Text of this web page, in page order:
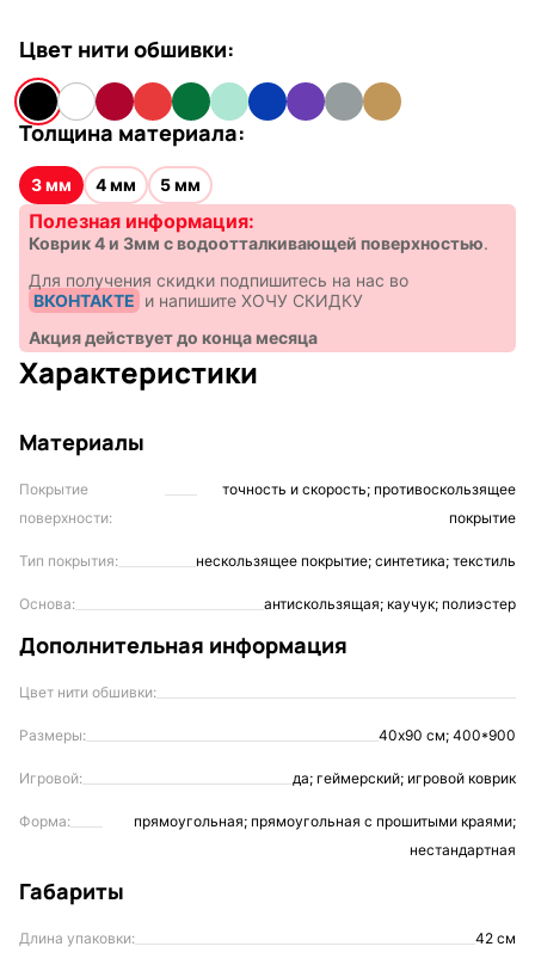
Цвет нити обшивки:
Толщина материала:
3 мм 4 мм 5 мм
Полезная информация:
Коврик 4 и 3мм с водоотталкивающей поверхностью.
Для получения скидки подпишитесь на нас во
ВКОНТАКТЕ и напишите ХОЧУ СКИДКУ
Акция действует до конца месяца
Характеристики
Материалы
Покрытие
поверхности:
точность и скорость; противоскользящее
покрытие
Тип покрытия: нескользящее покрытие; синтетика; текстиль
Основа: антискользящая; каучук; полиэстер
Дополнительная информация
Цвет нити обшивки:
Размеры: 40х90 см; 400*900
Игровой: да; геймерский; игровой коврик
Форма:
прямоугольная; прямоугольная с прошитыми краями;
нестандартная
Габариты
Длина упаковки: 42 см